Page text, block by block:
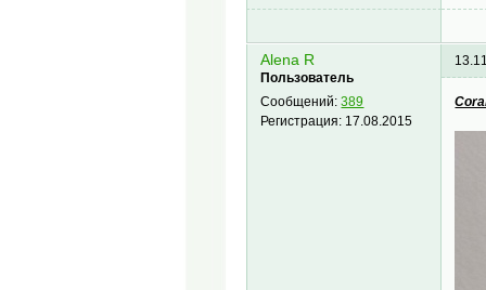
Alena R
Пользователь
Сообщений:389
Регистрация: 17.08.2015